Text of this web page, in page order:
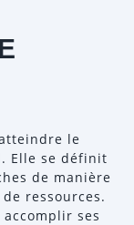
le
Elle se définit
de manière
ressources.
ses